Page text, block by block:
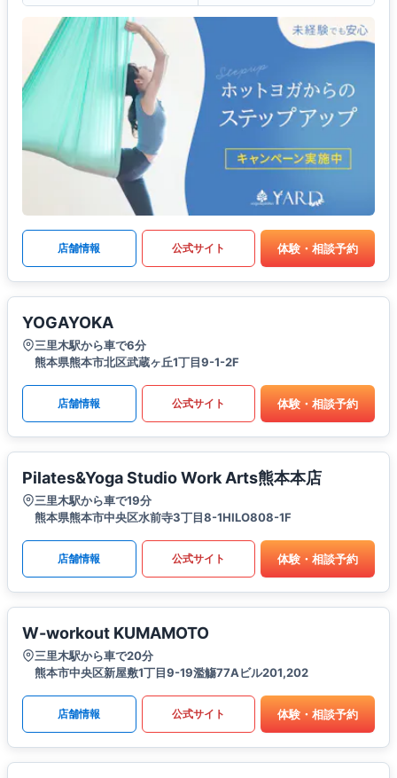
店舗情報 公式サイト 体験・相談予約
YOGAYOKA
三里木駅から車で6分
熊本県熊本市北区武蔵ヶ丘1丁目9-1-2F
店舗情報 公式サイト 体験・相談予約
Pilates&Yoga Studio Work Arts熊本本店
三里木駅から車で19分
熊本県熊本市中央区水前寺3丁目8-1HILO808-1F
店舗情報 公式サイト 体験・相談予約
W-workout KUMAMOTO
三里木駅から車で20分
熊本市中央区新屋敷1丁目9-19濫觴77Aビル201,202
店舗情報 公式サイト 体験・相談予約